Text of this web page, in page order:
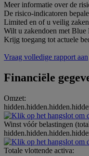
Meer informatie over de
De risico-indicatoren
Limited en of u veilig
Wilt u zakendoen met
Krijg toegang tot actuele
Vraag volledige rapport aan
Financiële
Omzet:
Winst vóór belastingen
Totale vlottende activa: